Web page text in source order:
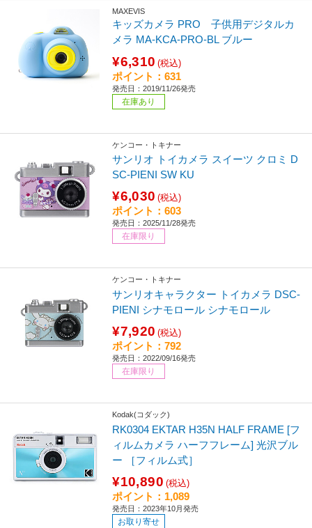
MAXEVIS
キッズカメラ PRO 子供用デジタルカ
メラ MA-KCA-PRO-BL ブルー
¥6,310 (税込)
ポイント：631
発売日：2019/11/26発売
在庫あり
ケンコー・トキナー
サンリオ トイカメラ スイーツ クロミ D
SC-PIENI SW KU
¥6,030 (税込)
ポイント：603
発売日：2025/11/28発売
在庫限り
ケンコー・トキナー
サンリオキャラクター トイカメラ DSC-
PIENI シナモロール シナモロール
¥7,920 (税込)
ポイント：792
発売日：2022/09/16発売
在庫限り
Kodak(コダック)
RK0304 EKTAR H35N HALF FRAME [フ
ィルムカメラ ハーフフレーム] 光沢ブル
ー ［フィルム式］
¥10,890 (税込)
ポイント：1,089
発売日：2023年10月発売
お取り寄せ